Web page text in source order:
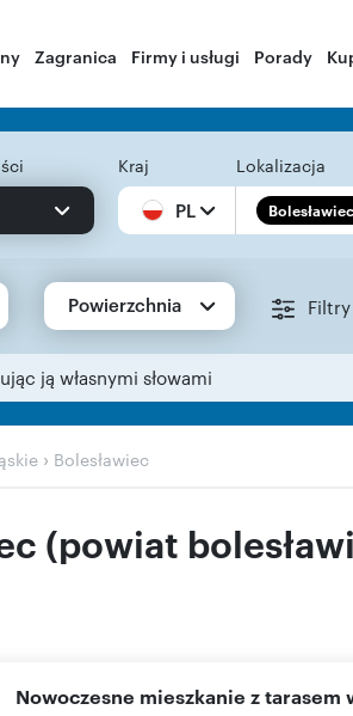
Zagranica Firmy i usługi Porady
Kraj
PL
Lokalizacja
Powierzchnia Filtry
ją własnymi słowami
› Bolesławiec
(powiat
Nowoczesne mieszkanie z